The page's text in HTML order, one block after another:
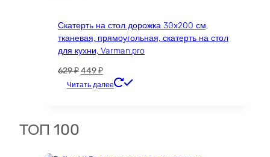
Скатерть на стол дорожка 30х200 см,
тканевая, прямоугольная, скатерть на стол
для кухни, Varman.pro
629₽Первоначальная
цена
449₽Текущая
цена:
Читать далее
ТОП 100